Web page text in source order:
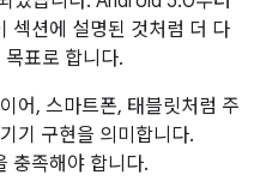
섹션에 설명된 것처럼 더 다
표로 합니다.
어, 스마트폰, 태블릿처럼 주
기 구현을 의미합니다.
충족해야 합니다.